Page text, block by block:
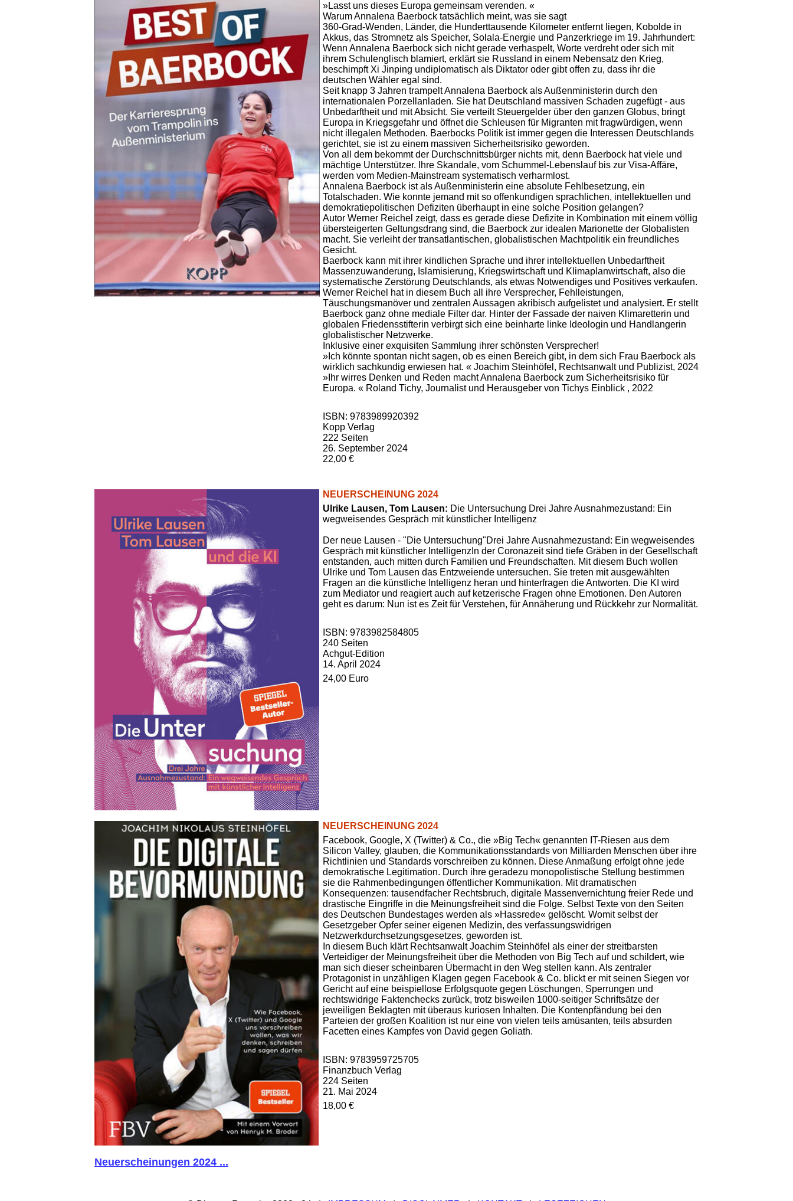
»Lasst uns dieses Europa gemeinsam verenden. «
Warum Annalena Baerbock tatsächlich meint, was sie sagt
360-Grad-Wenden, Länder, die Hunderttausende Kilometer entfernt liegen, Kobolde in
Akkus, das Stromnetz als Speicher, Solala-Energie und Panzerkriege im 19. Jahrhundert:
Wenn Annalena Baerbock sich nicht gerade verhaspelt, Worte verdreht oder sich mit
ihrem Schulenglisch blamiert, erklärt sie Russland in einem Nebensatz den Krieg,
beschimpft Xi Jinping undiplomatisch als Diktator oder gibt offen zu, dass ihr die
deutschen Wähler egal sind.
Seit knapp 3 Jahren trampelt Annalena Baerbock als Außenministerin durch den
internationalen Porzellanladen. Sie hat Deutschland massiven Schaden zugefügt - aus
Unbedarftheit und mit Absicht. Sie verteilt Steuergelder über den ganzen Globus, bringt
Europa in Kriegsgefahr und öffnet die Schleusen für Migranten mit fragwürdigen, wenn
nicht illegalen Methoden. Baerbocks Politik ist immer gegen die Interessen Deutschlands
gerichtet, sie ist zu einem massiven Sicherheitsrisiko geworden.
Von all dem bekommt der Durchschnittsbürger nichts mit, denn Baerbock hat viele und
mächtige Unterstützer. Ihre Skandale, vom Schummel-Lebenslauf bis zur Visa-Affäre,
werden vom Medien-Mainstream systematisch verharmlost.
Annalena Baerbock ist als Außenministerin eine absolute Fehlbesetzung, ein
Totalschaden. Wie konnte jemand mit so offenkundigen sprachlichen, intellektuellen und
demokratiepolitischen Defiziten überhaupt in eine solche Position gelangen?
Autor Werner Reichel zeigt, dass es gerade diese Defizite in Kombination mit einem völlig
übersteigerten Geltungsdrang sind, die Baerbock zur idealen Marionette der Globalisten
macht. Sie verleiht der transatlantischen, globalistischen Machtpolitik ein freundliches
Gesicht.
Baerbock kann mit ihrer kindlichen Sprache und ihrer intellektuellen Unbedarftheit
Massenzuwanderung, Islamisierung, Kriegswirtschaft und Klimaplanwirtschaft, also die
systematische Zerstörung Deutschlands, als etwas Notwendiges und Positives verkaufen.
Werner Reichel hat in diesem Buch all ihre Versprecher, Fehlleistungen,
Täuschungsmanöver und zentralen Aussagen akribisch aufgelistet und analysiert. Er stellt
Baerbock ganz ohne mediale Filter dar. Hinter der Fassade der naiven Klimaretterin und
globalen Friedensstifterin verbirgt sich eine beinharte linke Ideologin und Handlangerin
globalistischer Netzwerke.
Inklusive einer exquisiten Sammlung ihrer schönsten Versprecher!
»Ich könnte spontan nicht sagen, ob es einen Bereich gibt, in dem sich Frau Baerbock als
wirklich sachkundig erwiesen hat. « Joachim Steinhöfel, Rechtsanwalt und Publizist, 2024
»Ihr wirres Denken und Reden macht Annalena Baerbock zum Sicherheitsrisiko für
Europa. « Roland Tichy, Journalist und Herausgeber von Tichys Einblick , 2022
ISBN: 9783989920392
Kopp Verlag
222 Seiten
26. September 2024
22,00 €
NEUERSCHEINUNG 2024
Ulrike Lausen, Tom Lausen: Die Untersuchung Drei Jahre Ausnahmezustand: Ein
wegweisendes Gespräch mit künstlicher Intelligenz
Der neue Lausen - "Die Untersuchung"Drei Jahre Ausnahmezustand: Ein wegweisendes
Gespräch mit künstlicher IntelligenzIn der Coronazeit sind tiefe Gräben in der Gesellschaft
entstanden, auch mitten durch Familien und Freundschaften. Mit diesem Buch wollen
Ulrike und Tom Lausen das Entzweiende untersuchen. Sie treten mit ausgewählten
Fragen an die künstliche Intelligenz heran und hinterfragen die Antworten. Die KI wird
zum Mediator und reagiert auch auf ketzerische Fragen ohne Emotionen. Den Autoren
geht es darum: Nun ist es Zeit für Verstehen, für Annäherung und Rückkehr zur Normalität.
ISBN: 9783982584805
240 Seiten
Achgut-Edition
14. April 2024
24,00 Euro
NEUERSCHEINUNG 2024
Facebook, Google, X (Twitter) & Co., die »Big Tech« genannten IT-Riesen aus dem
Silicon Valley, glauben, die Kommunikationsstandards von Milliarden Menschen über ihre
Richtlinien und Standards vorschreiben zu können. Diese Anmaßung erfolgt ohne jede
demokratische Legitimation. Durch ihre geradezu monopolistische Stellung bestimmen
sie die Rahmenbedingungen öffentlicher Kommunikation. Mit dramatischen
Konsequenzen: tausendfacher Rechtsbruch, digitale Massenvernichtung freier Rede und
drastische Eingriffe in die Meinungsfreiheit sind die Folge. Selbst Texte von den Seiten
des Deutschen Bundestages werden als »Hassrede« gelöscht. Womit selbst der
Gesetzgeber Opfer seiner eigenen Medizin, des verfassungswidrigen
Netzwerkdurchsetzungsgesetzes, geworden ist.
In diesem Buch klärt Rechtsanwalt Joachim Steinhöfel als einer der streitbarsten
Verteidiger der Meinungsfreiheit über die Methoden von Big Tech auf und schildert, wie
man sich dieser scheinbaren Übermacht in den Weg stellen kann. Als zentraler
Protagonist in unzähligen Klagen gegen Facebook & Co. blickt er mit seinen Siegen vor
Gericht auf eine beispiellose Erfolgsquote gegen Löschungen, Sperrungen und
rechtswidrige Faktenchecks zurück, trotz bisweilen 1000-seitiger Schriftsätze der
jeweiligen Beklagten mit überaus kuriosen Inhalten. Die Kontenpfändung bei den
Parteien der großen Koalition ist nur eine von vielen teils amüsanten, teils absurden
Facetten eines Kampfes von David gegen Goliath.
ISBN: 9783959725705
Finanzbuch Verlag
224 Seiten
21. Mai 2024
18,00 €
Neuerscheinungen 2024 ...